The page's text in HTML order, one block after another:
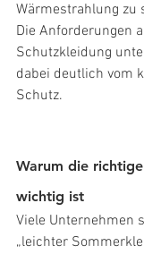
Wärmestrahlung zu
Die Anforderungen
Schutzkleidung
dabei deutlich vom
Schutz.
Warum die
wichtig ist
Viele Unternehmen
„leichter